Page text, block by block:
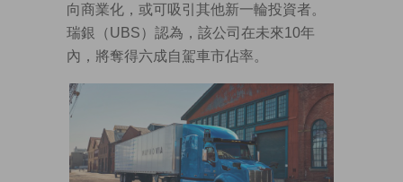
向商業化，或可吸引其他新一輪投資者。
瑞銀（UBS）認為，該公司在未來10年
內，將奪得六成自駕車市佔率。